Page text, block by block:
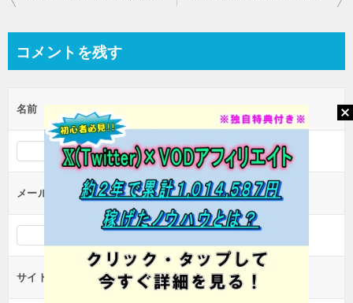
ビ
ー
シ
ョ
ン
コメントを残す
名前
メール（公開されません）
サイト